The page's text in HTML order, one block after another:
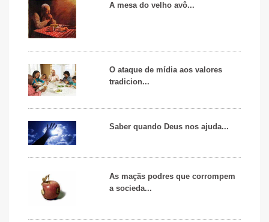
A mesa do velho avô...
O ataque de mídia aos valores
tradicion...
Saber quando Deus nos ajuda...
As maçãs podres que corrompem
a socieda...